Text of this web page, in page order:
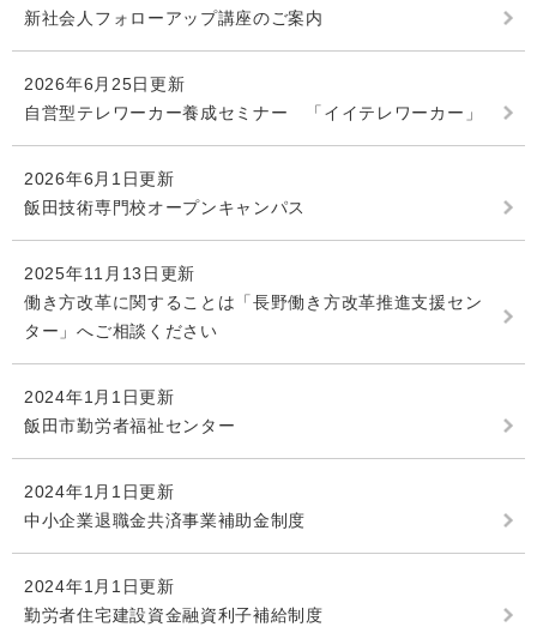
新社会人フォローアップ講座のご案内
2026年6月25日更新
自営型テレワーカー養成セミナー 「イイテレワーカー」
2026年6月1日更新
飯田技術専門校オープンキャンパス
2025年11月13日更新
働き方改革に関することは「長野働き方改革推進支援セン
ター」へご相談ください
2024年1月1日更新
飯田市勤労者福祉センター
2024年1月1日更新
中小企業退職金共済事業補助金制度
2024年1月1日更新
勤労者住宅建設資金融資利子補給制度